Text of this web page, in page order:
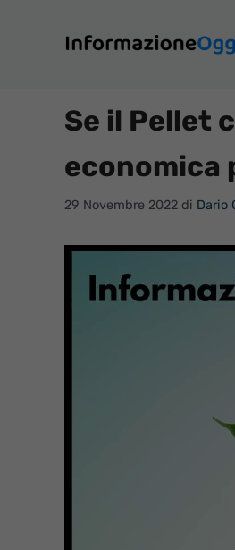
contenuto
Se il Pellet
economica
29 Novembre 2022 di Dario